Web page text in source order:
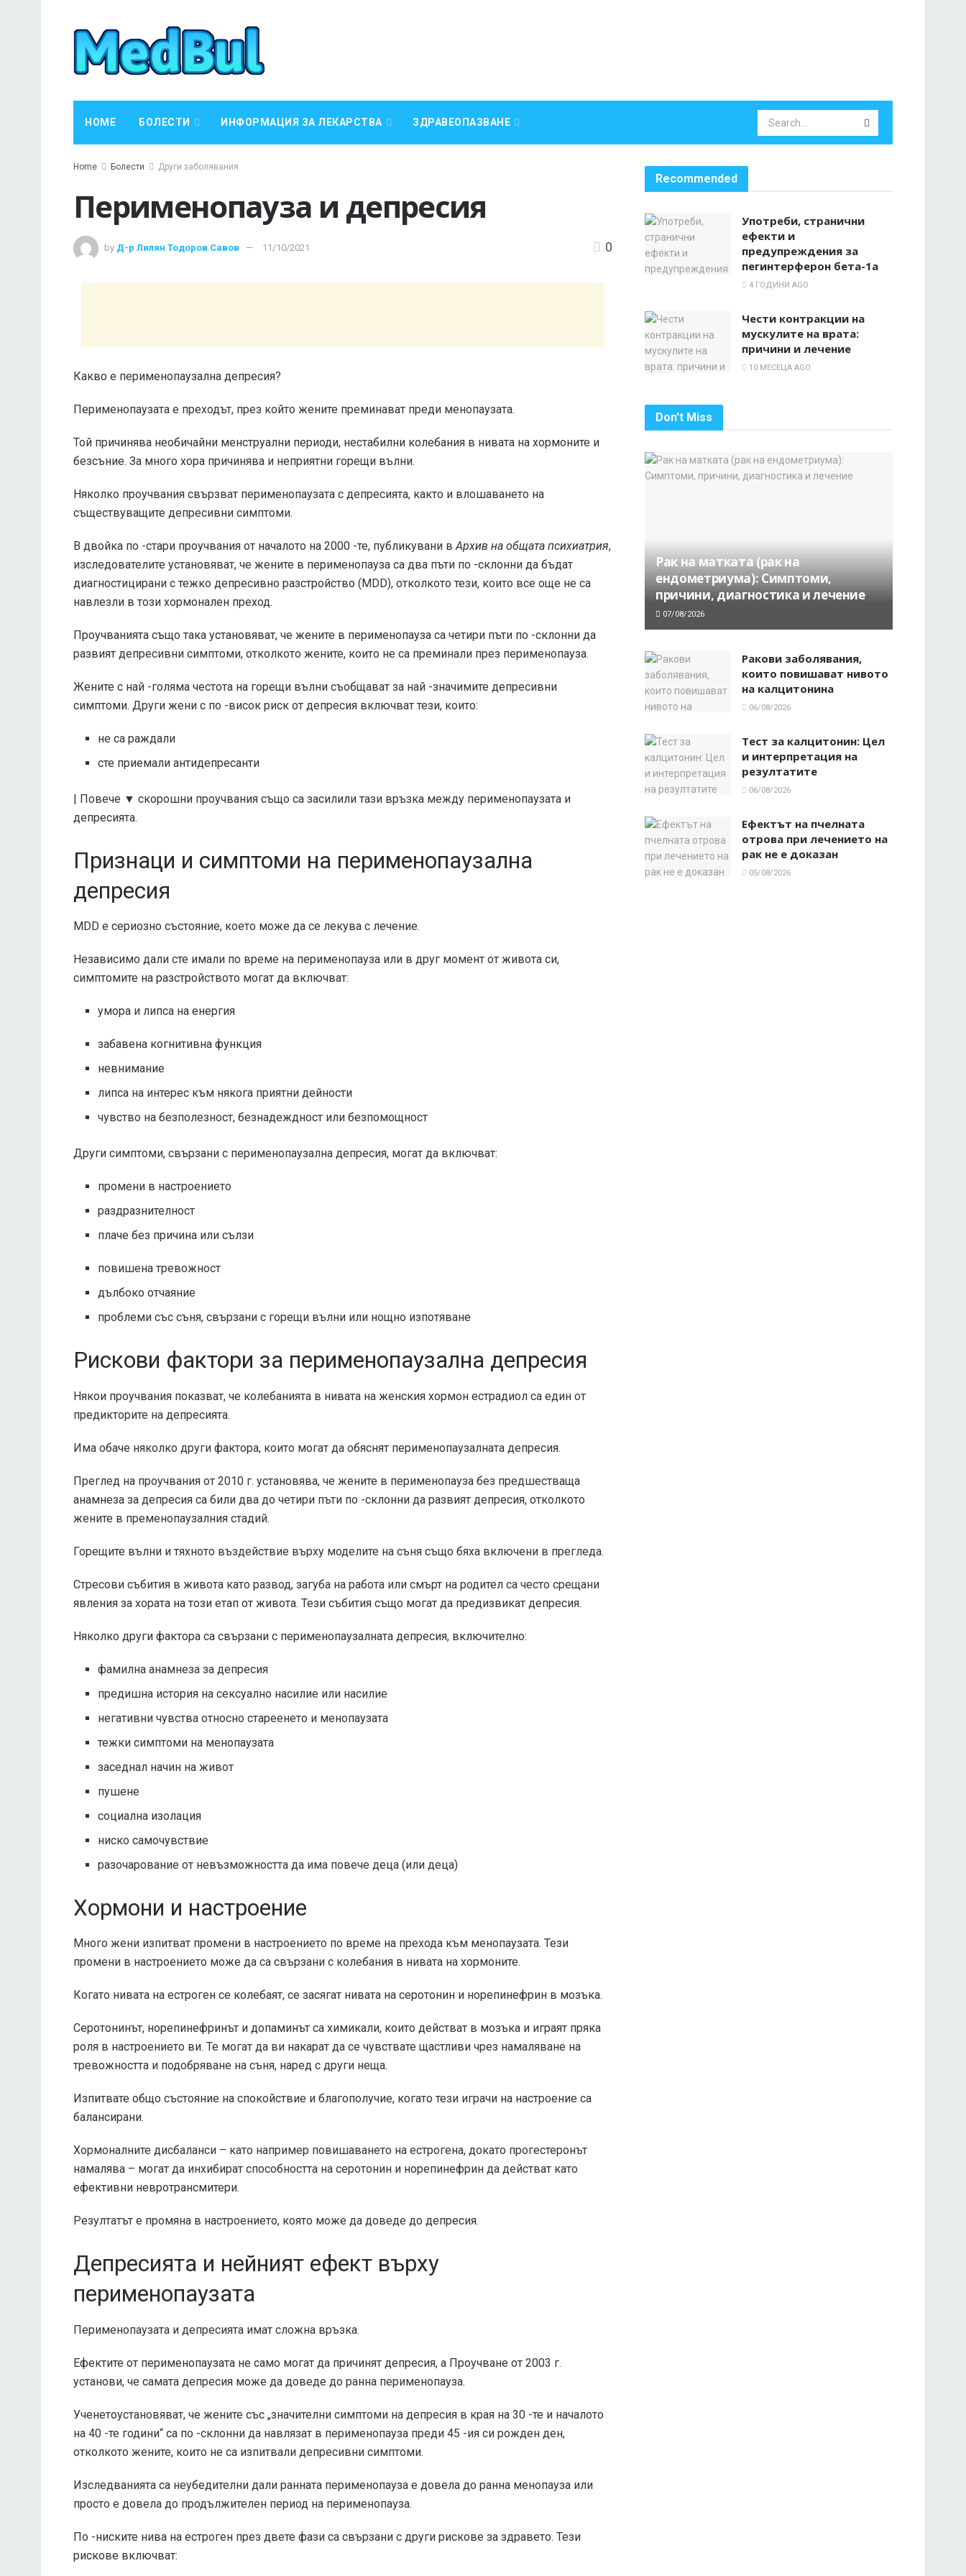
HOME БОЛЕСТИ ИНФОРМАЦИЯ ЗА ЛЕКАРСТВА ЗДРАВЕОПАЗВАНЕ
Home Болести Други заболявания
Перименопауза и депресия
by Д-р Лилян Тодоров Савов 11/10/2021 0
Какво е перименопаузална депресия?
Перименопаузата е преходът, през който жените преминават преди менопаузата.
Той причинява необичайни менструални периоди, нестабилни колебания в нивата на хормоните и
безсъние. За много хора причинява и неприятни горещи вълни.
Няколко проучвания свързват перименопаузата с депресията, както и влошаването на
съществуващите депресивни симптоми.
В двойка по -стари проучвания от началото на 2000 -те, публикувани в Архив на общата психиатрия,
изследователите установяват, че жените в перименопауза са два пъти по -склонни да бъдат
диагностицирани с тежко депресивно разстройство (MDD), отколкото тези, които все още не са
навлезли в този хормонален преход.
Проучванията също така установяват, че жените в перименопауза са четири пъти по -склонни да
развият депресивни симптоми, отколкото жените, които не са преминали през перименопауза.
Жените с най -голяма честота на горещи вълни съобщават за най -значимите депресивни
симптоми. Други жени с по -висок риск от депресия включват тези, които:
не са раждали
сте приемали антидепресанти
| Повече ▼ скорошни проучвания също са засилили тази връзка между перименопаузата и
депресията.
Признаци и симптоми на перименопаузална
депресия
MDD е сериозно състояние, което може да се лекува с лечение.
Независимо дали сте имали по време на перименопауза или в друг момент от живота си,
симптомите на разстройството могат да включват:
умора и липса на енергия
забавена когнитивна функция
невнимание
липса на интерес към някога приятни дейности
чувство на безполезност, безнадеждност или безпомощност
Други симптоми, свързани с перименопаузална депресия, могат да включват:
промени в настроението
раздразнителност
плаче без причина или сълзи
повишена тревожност
дълбоко отчаяние
проблеми със съня, свързани с горещи вълни или нощно изпотяване
Рискови фактори за перименопаузална депресия
Някои проучвания показват, че колебанията в нивата на женския хормон естрадиол са един от
предикторите на депресията.
Има обаче няколко други фактора, които могат да обяснят перименопаузалната депресия.
Преглед на проучвания от 2010 г. установява, че жените в перименопауза без предшестваща
анамнеза за депресия са били два до четири пъти по -склонни да развият депресия, отколкото
жените в пременопаузалния стадий.
Горещите вълни и тяхното въздействие върху моделите на съня също бяха включени в прегледа.
Стресови събития в живота като развод, загуба на работа или смърт на родител са често срещани
явления за хората на този етап от живота. Тези събития също могат да предизвикат депресия.
Няколко други фактора са свързани с перименопаузалната депресия, включително:
фамилна анамнеза за депресия
предишна история на сексуално насилие или насилие
негативни чувства относно стареенето и менопаузата
тежки симптоми на менопаузата
заседнал начин на живот
пушене
социална изолация
ниско самочувствие
разочарование от невъзможността да има повече деца (или деца)
Хормони и настроение
Много жени изпитват промени в настроението по време на прехода към менопаузата. Тези
промени в настроението може да са свързани с колебания в нивата на хормоните.
Когато нивата на естроген се колебаят, се засягат нивата на серотонин и норепинефрин в мозъка.
Серотонинът, норепинефринът и допаминът са химикали, които действат в мозъка и играят пряка
роля в настроението ви. Те могат да ви накарат да се чувствате щастливи чрез намаляване на
тревожността и подобряване на съня, наред с други неща.
Изпитвате общо състояние на спокойствие и благополучие, когато тези играчи на настроение са
балансирани.
Хормоналните дисбаланси – като например повишаването на естрогена, докато прогестеронът
намалява – могат да инхибират способността на серотонин и норепинефрин да действат като
ефективни невротрансмитери.
Резултатът е промяна в настроението, която може да доведе до депресия.
Депресията и нейният ефект върху
перименопаузата
Перименопаузата и депресията имат сложна връзка.
Ефектите от перименопаузата не само могат да причинят депресия, а Проучване от 2003 г.
установи, че самата депресия може да доведе до ранна перименопауза.
Ученетоустановяват, че жените със „значителни симптоми на депресия в края на 30 -те и началото
на 40 -те години“ са по -склонни да навлязат в перименопауза преди 45 -ия си рожден ден,
отколкото жените, които не са изпитвали депресивни симптоми.
Изследванията са неубедителни дали ранната перименопауза е довела до ранна менопауза или
просто е довела до продължителен период на перименопауза.
По -ниските нива на естроген през двете фази са свързани с други рискове за здравето. Тези
рискове включват:
Recommended
Употреби, странични
ефекти и
предупреждения за
пегинтерферон бета-1а
4 ГОДИНИ AGO
Чести контракции на
мускулите на врата:
причини и лечение
10 МЕСЕЦА AGO
Don't Miss
Рак на матката (рак на
ендометриума): Симптоми,
причини, диагностика и лечение
07/08/2026
Ракови заболявания,
които повишават нивото
на калцитонина
06/08/2026
Тест за калцитонин: Цел
и интерпретация на
резултатите
06/08/2026
Ефектът на пчелната
отрова при лечението на
рак не е доказан
05/08/2026